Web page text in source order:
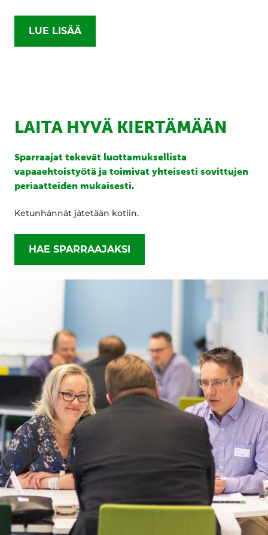
LUE LISÄÄ
LAITA HYVÄ KIERTÄMÄÄN
Sparraajat tekevät luottamuksellista
vapaaehtoistyötä ja toimivat yhteisesti sovittujen
periaatteiden mukaisesti.
Ketunhännät jätetään kotiin.
HAE SPARRAAJAKSI